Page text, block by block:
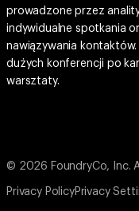
prowadzone przez
indywidualne spotkania
nawiązywania
dużych konferencji po
warsztaty.
© 2026 FoundryCo, Inc.
Privacy PolicyPrivacy